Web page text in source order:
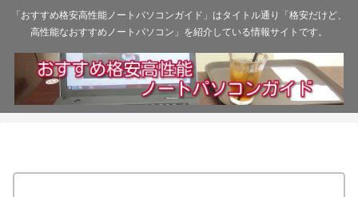
「おすすめ格安高性能ノートパソコンガイド」はタイトル通り「格安だけど、
高性能なおすすめノートパソコン」を紹介している情報サイトです。